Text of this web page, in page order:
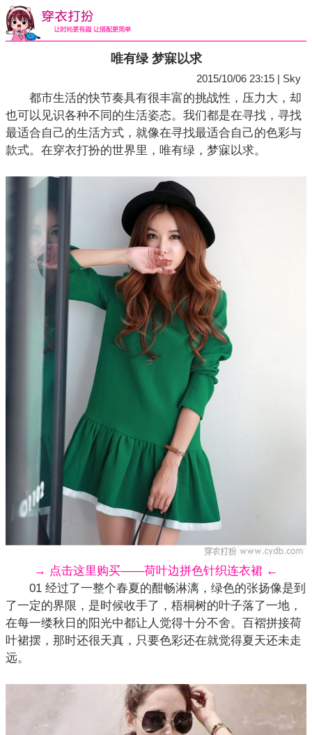
唯有绿 梦寐以求
2015/10/06 23:15 | Sky
都市生活的快节奏具有很丰富的挑战性，压力大，却
也可以见识各种不同的生活姿态。我们都是在寻找，寻找
最适合自己的生活方式，就像在寻找最适合自己的色彩与
款式。在穿衣打扮的世界里，唯有绿，梦寐以求。
→ 点击这里购买——荷叶边拼色针织连衣裙 ←
01 经过了一整个春夏的酣畅淋漓，绿色的张扬像是到
了一定的界限，是时候收手了，梧桐树的叶子落了一地，
在每一缕秋日的阳光中都让人觉得十分不舍。百褶拼接荷
叶裙摆，那时还很天真，只要色彩还在就觉得夏天还未走
远。